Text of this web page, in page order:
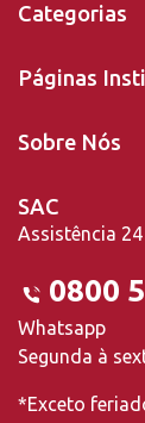
Categorias
Páginas
Sobre Nós
SAC
Assistência
0800
Whatsapp
Segunda à
*Exceto